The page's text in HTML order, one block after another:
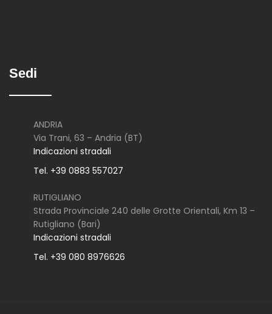
Sedi
ANDRIA
Via Trani, 63 – Andria (BT)
Indicazioni stradali
Tel. +39 0883 557027
RUTIGLIANO
Strada Provinciale 240 delle Grotte Orientali, Km 13 –
Rutigliano (Bari)
Indicazioni stradali
Tel. +39 080 8976626